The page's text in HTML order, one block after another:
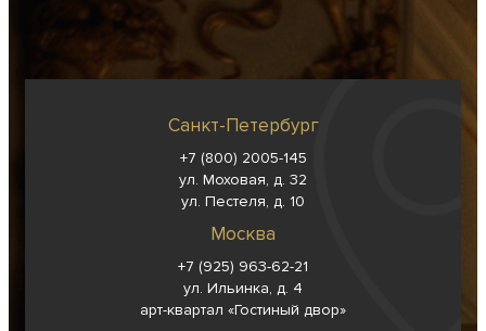
Санкт-Петербург
+7 (800) 2005-145
ул. Моховая, д. 32
ул. Пестеля, д. 10
Москва
+7 (925) 963-62-21
ул. Ильинка, д. 4
арт-квартал «Гостиный двор»